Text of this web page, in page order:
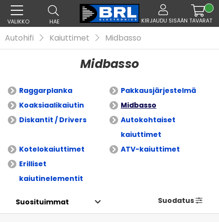
VALIKKO HAE KIRJAUDU SISÄÄN TAVARAT
Autohifi Kaiuttimet Midbasso
Midbasso
Raggarplanka
Pakkausjärjestelmä
Koaksiaalikaiutin
Midbasso
Diskantit / Drivers
Autokohtaiset
kaiuttimet
Kotelokaiuttimet
ATV-kaiuttimet
Erilliset
kaiutinelementit
Suodatus